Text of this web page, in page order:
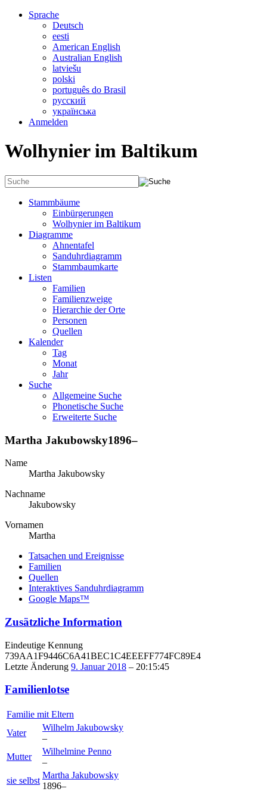
Sprache
Deutsch
eesti
American English
Australian English
latviešu
polski
português do Brasil
русский
українська
Anmelden
Wolhynier im Baltikum
Stammbäume
Einbürgerungen
Wolhynier im Baltikum
Diagramme
Ahnentafel
Sanduhrdiagramm
Stammbaumkarte
Listen
Familien
Familienzweige
Hierarchie der Orte
Personen
Quellen
Kalender
Tag
Monat
Jahr
Suche
Allgemeine Suche
Phonetische Suche
Erweiterte Suche
Martha Jakubowsky1896–
Name
Martha Jakubowsky
Nachname
Jakubowsky
Vornamen
Martha
Tatsachen und Ereignisse
Familien
Quellen
Interaktives Sanduhrdiagramm
Google Maps™
Zusätzliche Information
Eindeutige Kennung
739AA1F9446C6A41BEC1C4EEEFF774FC89E4
Letzte Änderung 9. Januar 2018 – 20:15:45
Familienlotse
Familie mit Eltern
Vater
Wilhelm Jakubowsky
–
Mutter
Wilhelmine Penno
–
sie selbst
Martha Jakubowsky
1896–